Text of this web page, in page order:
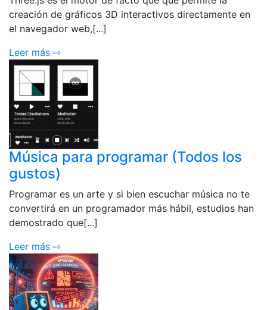
creación de gráficos 3D interactivos directamente en
el navegador web,[...]
Leer más ⇨
Música para programar (Todos los
gustos)
Programar es un arte y si bien escuchar música no te
convertirá en un programador más hábil, estudios han
demostrado que[...]
Leer más ⇨